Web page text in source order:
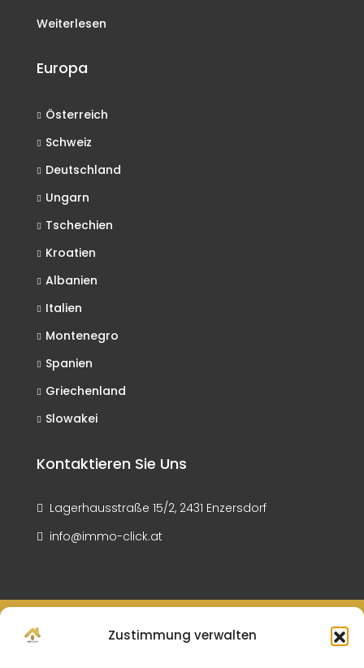
Zustimmung verwalten
Weiterlesen
Europa
Österreich
Schweiz
Deutschland
Ungarn
Tschechien
Kroatien
Albanien
Italien
Montenegro
Spanien
Griechenland
Slowakei
Kontaktieren Sie Uns
Lagerhausstraße 15/2, 2431 Enzersdorf
info@immo-click.at
© Immo Click - All rights reserved